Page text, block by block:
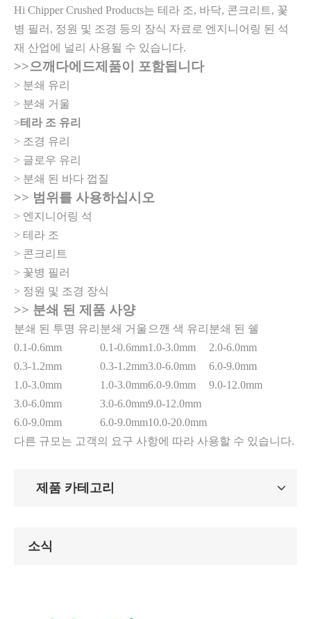
Hi Chipper Crushed Products는 테라 조, 바닥, 콘크리트, 꽃
병 필러, 정원 및 조경 등의 장식 자료로 엔지니어링 된 석
재 산업에 널리 사용될 수 있습니다.
>>으깨다에드제품이 포함됩니다
> 분쇄 유리
> 분쇄 거울
>테라 조 유리
> 조경 유리
> 글로우 유리
> 분쇄 된 바다 껍질
>> 범위를 사용하십시오
> 엔지니어링 석
> 테라 조
> 콘크리트
> 꽃병 필러
> 정원 및 조경 장식
>> 분쇄 된 제품 사양
분쇄 된 투명 유리 분쇄 거울 으깬 색 유리 분쇄 된 쉘
0.1-0.6mm
0.1-0.6mm1.0-3.0mm
2.0-6.0mm
0.3-1.2mm
0.3-1.2mm3.0-6.0mm
6.0-9.0mm
1.0-3.0mm
1.0-3.0mm6.0-9.0mm
9.0-12.0mm
3.0-6.0mm
3.0-6.0mm9.0-12.0mm
6.0-9.0mm
6.0-9.0mm10.0-20.0mm
다른 규모는 고객의 요구 사항에 따라 사용할 수 있습니다.
제품 카테고리
소식